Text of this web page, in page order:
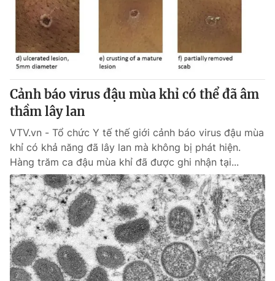
VTV Money VTV Thể thao
VTV Sức khoẻ
Thị trường 24h Tấm lòng Việt
VTV4
VTV9 VTV8
Liên hệ tòa soạn English
THỜI BÁO VTV
Cảnh báo virus đậu mùa khỉ có thể đã âm
thầm lây lan
VTV.vn - Tổ chức Y tế thế giới cảnh báo virus đậu mùa
khỉ có khả năng đã lây lan mà không bị phát hiện.
Hàng trăm ca đậu mùa khỉ đã được ghi nhận tại...